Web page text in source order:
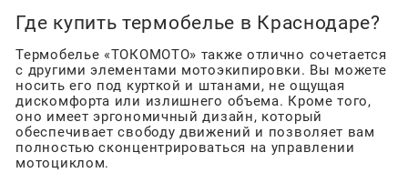
Где купить термобелье в Краснодаре?
Термобелье «ТОКОМОТО» также отлично сочетается
с другими элементами мотоэкипировки. Вы можете
носить его под курткой и штанами, не ощущая
дискомфорта или излишнего объема. Кроме того,
оно имеет эргономичный дизайн, который
обеспечивает свободу движений и позволяет вам
полностью сконцентрироваться на управлении
мотоциклом.